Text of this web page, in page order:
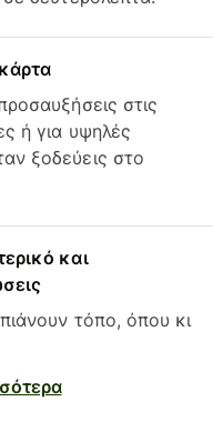
στις
ή για υψηλές
ξοδεύεις στο
και
τόπο, όπου κι